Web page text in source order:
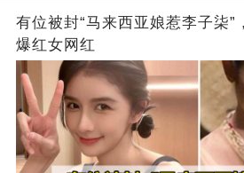
有位被封“马来西亚娘惹李子柒”
爆红女网红